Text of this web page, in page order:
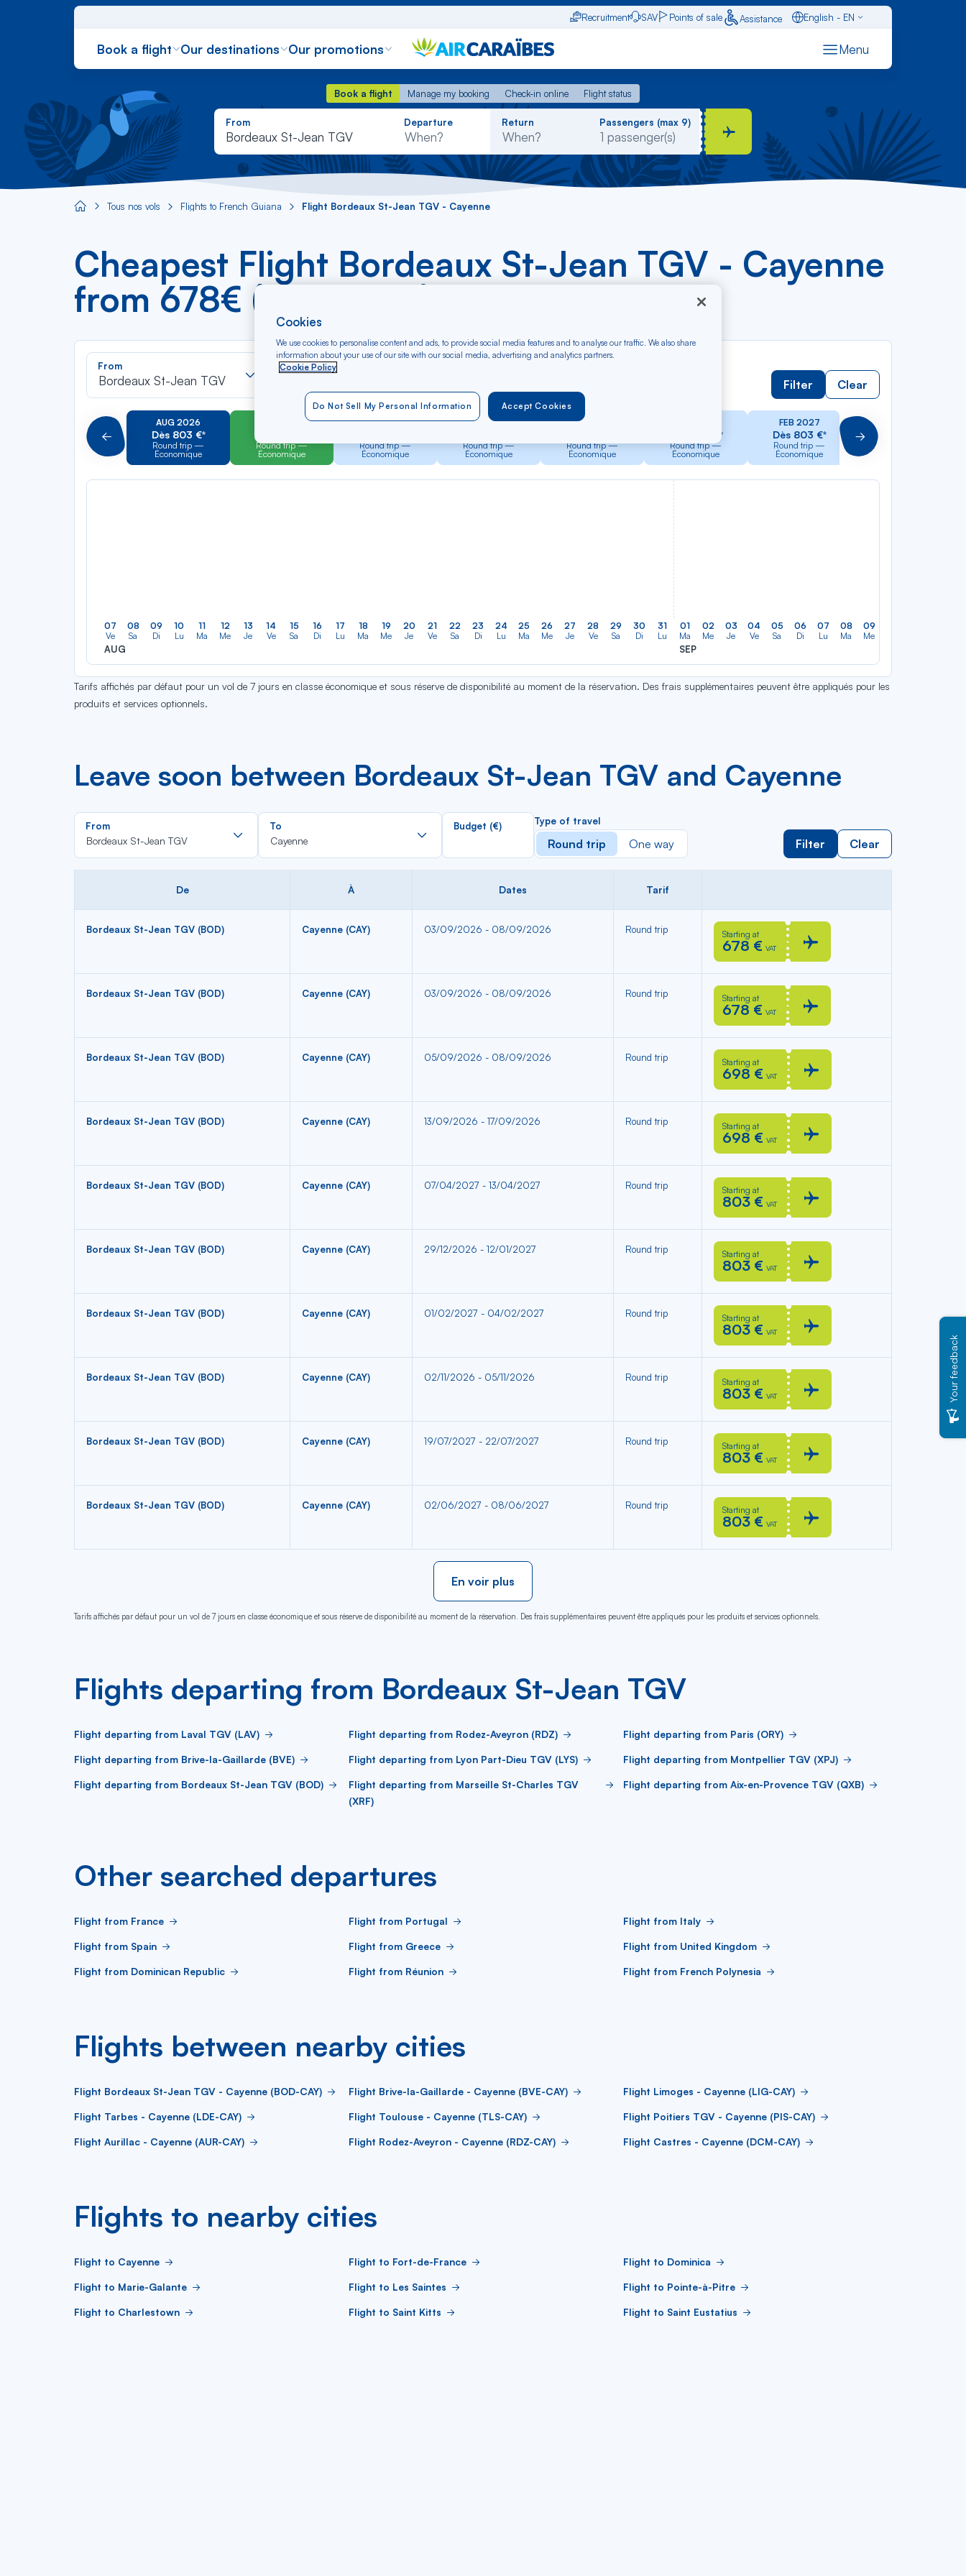
Recruitment SAV Points of sale Assistance
English - EN
Book a flight Our destinations Our promotions Menu
Book a flight Manage my booking Check-in online
Flight status
Book a flight
Manage my booking Check-in online Flight status
From
Bordeaux St-Jean TGV
Rechercher
dans
liste
Departure Return Passengers (max 9)
Aircaraibes.com
Tous nos vols Flights to French Guiana Flight Bordeaux St-Jean TGV - Cayenne
Cheapest Flight Bordeaux St-Jean TGV - Cayenne
from 678€ (BOD-CAY)
From
Bordeaux St-Jean TGV
Rechercher
dans
To
Rechercher
la
liste
Type of travel
Filter Clear
Précédent
AUG 2026
Dès 803 €*
Round trip —
Économique
Round trip —
Économique
OCT 2026
Round trip —
Économique
NOV 2026
Round trip —
Économique
DEC 2026
Round trip —
Économique
Dès 803 €*
Round trip —
Économique
FEB 2027
Dès 803 €*
Round trip —
Économique
Dès 803 €*
Round trip —
Suivant
07
Ve
AUG
08
Sa
09
Di
10
Lu
11
Ma
12
Me
13
Je
14
Ve
15
Sa
16
Di
17
Lu
18
Ma
19
Me
20
Je
21
Ve
22
Sa
23
Di
24
Lu
25
Ma
26
Me
27
Je
28
Ve
29
Sa
30
Di
31
Lu
01
Ma
SEP
02
Me
03
Je
04
Ve
05
Sa
06
Di
07
Lu
08
Ma
09
Me
Tarifs affichés par défaut pour un vol de 7 jours en classe économique et sous réserve de disponibilité au moment de la réservation. Des frais supplémentaires peuvent être appliqués pour les
produits et services optionnels.
Leave soon between Bordeaux St-Jean TGV and Cayenne
From
Bordeaux St-Jean TGV
Rechercher
dans
la
To
Cayenne
Rechercher
la
Budget (€) Type of travel
Round trip One way Filter Clear
De À Dates Tarif
Bordeaux St-Jean TGV (BOD) Cayenne (CAY) 03/09/2026 - 08/09/2026 Round trip Starting at
678 € VAT
Bordeaux St-Jean TGV (BOD) Cayenne (CAY) 03/09/2026 - 08/09/2026 Round trip Starting at
678 € VAT
Bordeaux St-Jean TGV (BOD) Cayenne (CAY) 05/09/2026 - 08/09/2026 Round trip Starting at
698 € VAT
Bordeaux St-Jean TGV (BOD) Cayenne (CAY) 13/09/2026 - 17/09/2026 Round trip Starting at
698 € VAT
Bordeaux St-Jean TGV (BOD) Cayenne (CAY) 07/04/2027 - 13/04/2027 Round trip Starting at
803 € VAT
Bordeaux St-Jean TGV (BOD) Cayenne (CAY) 29/12/2026 - 12/01/2027 Round trip Starting at
803 € VAT
Bordeaux St-Jean TGV (BOD) Cayenne (CAY) 01/02/2027 - 04/02/2027 Round trip Starting at
803 € VAT
Bordeaux St-Jean TGV (BOD) Cayenne (CAY) 02/11/2026 - 05/11/2026 Round trip Starting at
803 € VAT
Bordeaux St-Jean TGV (BOD) Cayenne (CAY) 19/07/2027 - 22/07/2027 Round trip Starting at
803 € VAT
Bordeaux St-Jean TGV (BOD) Cayenne (CAY) 02/06/2027 - 08/06/2027 Round trip Starting at
803 € VAT
En voir plus
Tarifs affichés par défaut pour un vol de 7 jours en classe économique et sous réserve de disponibilité au moment de la réservation. Des frais supplémentaires peuvent être appliqués pour les produits et services optionnels.
Flights departing from Bordeaux St-Jean TGV
Flight departing from Laval TGV (LAV) Flight departing from Rodez-Aveyron (RDZ) Flight departing from Paris (ORY)
Flight departing from Brive-la-Gaillarde (BVE) Flight departing from Lyon Part-Dieu TGV (LYS) Flight departing from Montpellier TGV (XPJ)
Flight departing from Bordeaux St-Jean TGV (BOD)
Flight departing from Marseille St-Charles TGV
(XRF)
Flight departing from Aix-en-Provence TGV (QXB)
Other searched departures
Flight from France Flight from Portugal Flight from Italy
Flight from Spain Flight from Greece Flight from United Kingdom
Flight from Dominican Republic Flight from Réunion Flight from French Polynesia
Flights between nearby cities
Flight Bordeaux St-Jean TGV - Cayenne (BOD-CAY) Flight Brive-la-Gaillarde - Cayenne (BVE-CAY) Flight Limoges - Cayenne (LIG-CAY)
Flight Tarbes - Cayenne (LDE-CAY) Flight Toulouse - Cayenne (TLS-CAY) Flight Poitiers TGV - Cayenne (PIS-CAY)
Flight Aurillac - Cayenne (AUR-CAY) Flight Rodez-Aveyron - Cayenne (RDZ-CAY) Flight Castres - Cayenne (DCM-CAY)
Flights to nearby cities
Flight to Cayenne Flight to Fort-de-France Flight to Dominica
Flight to Marie-Galante Flight to Les Saintes Flight to Pointe-à-Pitre
Flight to Charlestown Flight to Saint Kitts Flight to Saint Eustatius
Cookies
We use cookies to personalise content and ads, to provide social media features and to analyse our traffic. We also share
information about your use of our site with our social media, advertising and analytics partners.
Cookie Policy
Accept Cookies
Do Not Sell My Personal Information
Your feedback